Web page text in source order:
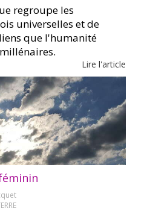
regroupe les
universelles et de
que l'humanité
Lire l'article